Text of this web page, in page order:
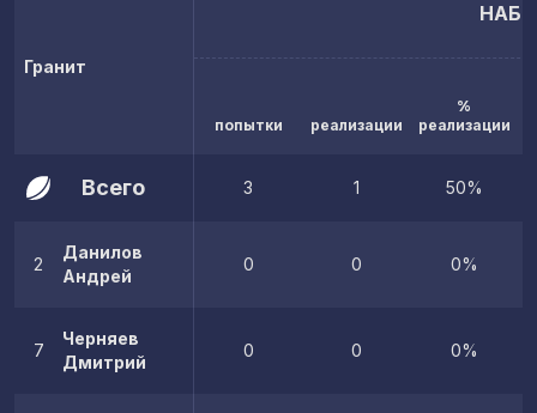
Гранит
попытки реализации
%
реализации
Всего 3 1 50%
2
Данилов
Андрей
0 0 0%
7
Черняев
Дмитрий
0 0 0%